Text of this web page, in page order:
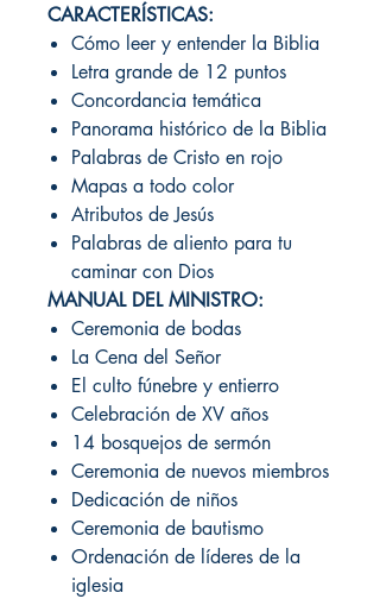
CARACTERÍSTICAS:
Cómo leer y entender la Biblia
Letra grande de 12 puntos
Concordancia temática
Panorama histórico de la Biblia
Palabras de Cristo en rojo
Mapas a todo color
Atributos de Jesús
Palabras de aliento para tu
caminar con Dios
MANUAL DEL MINISTRO:
Ceremonia de bodas
La Cena del Señor
El culto fúnebre y entierro
Celebración de XV años
14 bosquejos de sermón
Ceremonia de nuevos miembros
Dedicación de niños
Ceremonia de bautismo
Ordenación de líderes de la
iglesia